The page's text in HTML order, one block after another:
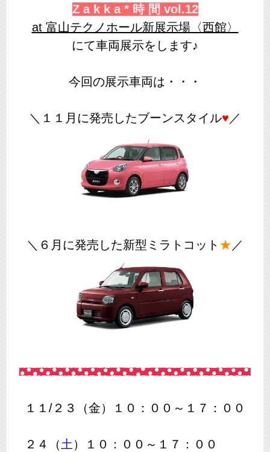
Z a k k a * 時 間 vol.12
at 富山テクノホール新展示場〈西館〉
にて車両展示をします♪
今回の展示車両は・・・
＼１１月に発売したブーンスタイル♥ ／
＼６月に発売した新型ミラトコット ★ ／
１１/２３（金）１０：００～１７：００
２４（ 土 ）１０：００～１７：００